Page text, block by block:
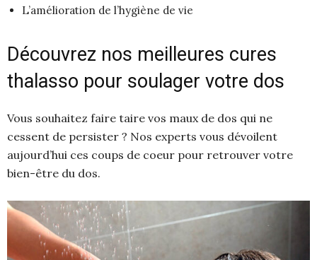
L’amélioration de l’hygiène de vie
Découvrez nos meilleures cures
thalasso pour soulager votre dos
Vous souhaitez faire taire vos maux de dos qui ne
cessent de persister ? Nos experts vous dévoilent
aujourd’hui ces coups de coeur pour retrouver votre
bien-être du dos.